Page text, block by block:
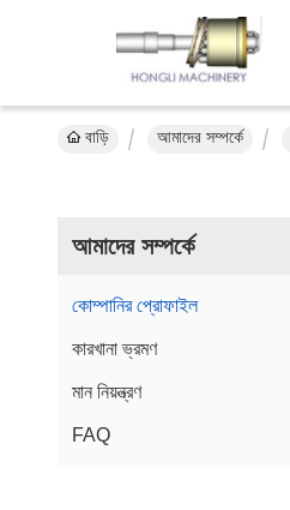
বাড়ি আমাদের সম্পর্কে
আমাদের সম্পর্কে
কোম্পানির প্রোফাইল
কারখানা ভ্রমণ
মান নিয়ন্ত্রণ
FAQ